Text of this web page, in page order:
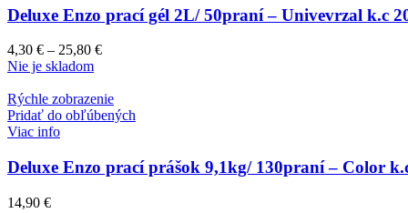
Deluxe Enzo prací gél 2L/ 50praní – Univevrzal k.c
4,30 € – 25,80 €
Nie je skladom
Rýchle zobrazenie
Pridať do obľúbených
Viac info
Deluxe Enzo prací prášok 9,1kg/ 130praní – Color
14,90 €